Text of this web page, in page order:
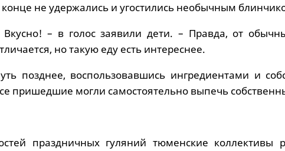
конце не удержались и угостились необычным
Вкусно! – в голос заявили дети. – Правда, от
но такую еду есть интереснее.
позднее, воспользовавшись ингредиентами и
пришедшие могли самостоятельно выпечь
праздничных гуляний тюменские коллективы